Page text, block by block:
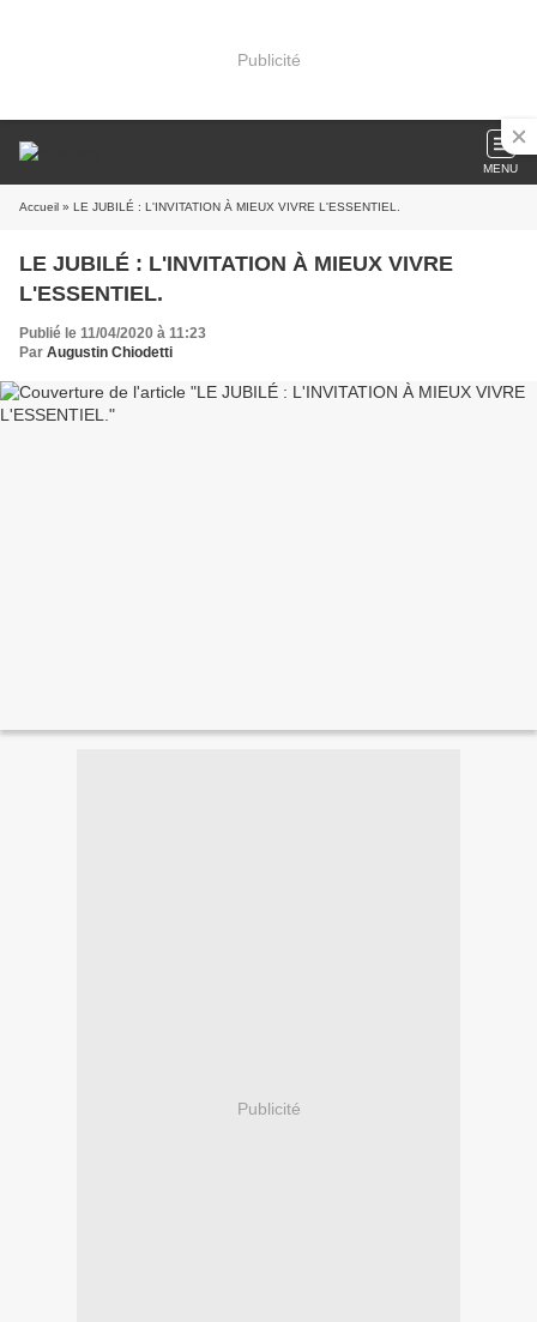
Publicité
MENU
Accueil » LE JUBILÉ : L'INVITATION À MIEUX VIVRE L'ESSENTIEL.
LE JUBILÉ : L'INVITATION À MIEUX VIVRE
L'ESSENTIEL.
Publié le 11/04/2020 à 11:23
Par Augustin Chiodetti
Publicité